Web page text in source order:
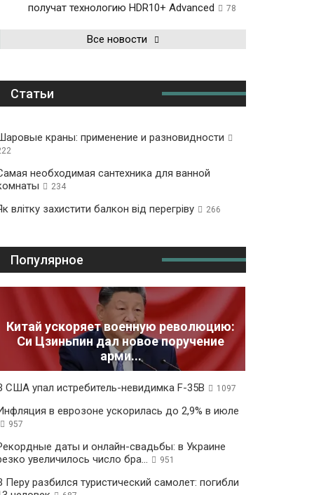
получат технологию HDR10+ Advanced
78
Все новости
Статьи
краны: применение и разновидности
необходимая сантехника для ванной
234
влітку захистити балкон від перегріву 266
Популярное
Китай ускоряет военную революцию:
Си Цзиньпин дал новое поручение
арми...
США упал истребитель-невидимка F-35B 1097
в еврозоне ускорилась до 2,9% в июле
957
даты и онлайн-свадьбы: в Украине
увеличилось число бра...
951
Перу разбился туристический самолет: погибли